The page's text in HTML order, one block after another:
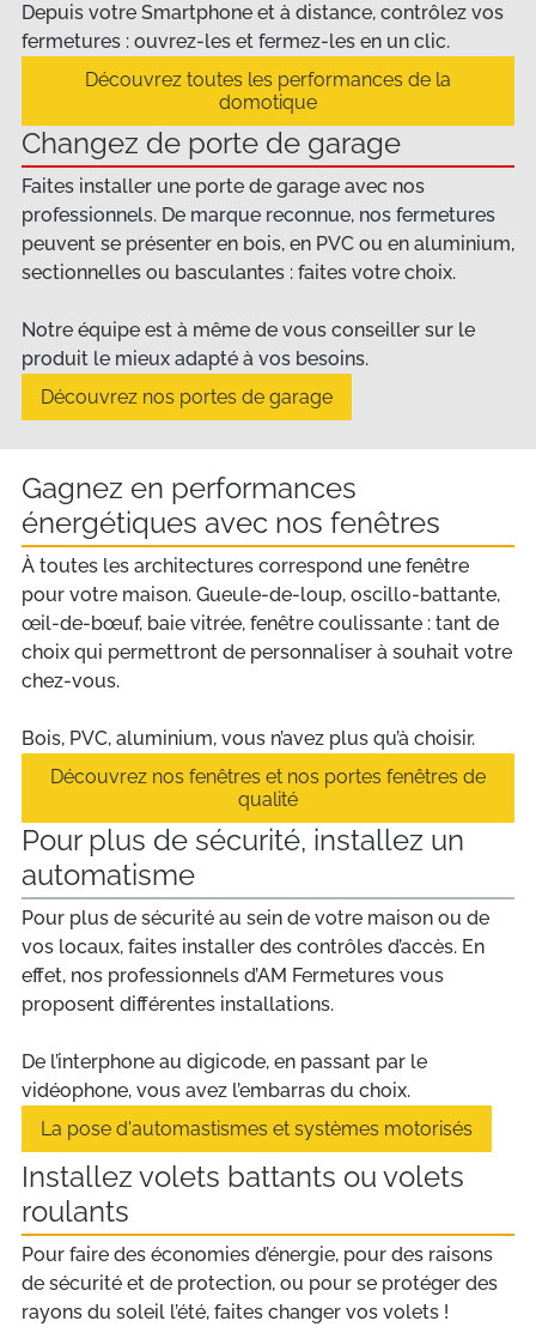
Depuis votre Smartphone et à distance, contrôlez vos
fermetures : ouvrez-les et fermez-les en un clic.
Découvrez toutes les performances de la
domotique
Changez de porte de garage
Faites installer une porte de garage avec nos
professionnels. De marque reconnue, nos fermetures
peuvent se présenter en bois, en PVC ou en aluminium,
sectionnelles ou basculantes : faites votre choix.
Notre équipe est à même de vous conseiller sur le
produit le mieux adapté à vos besoins.
Découvrez nos portes de garage
Gagnez en performances
énergétiques avec nos fenêtres
À toutes les architectures correspond une fenêtre
pour votre maison. Gueule-de-loup, oscillo-battante,
œil-de-bœuf, baie vitrée, fenêtre coulissante : tant de
choix qui permettront de personnaliser à souhait votre
chez-vous.
Bois, PVC, aluminium, vous n’avez plus qu’à choisir.
Découvrez nos fenêtres et nos portes fenêtres de
qualité
Pour plus de sécurité, installez un
automatisme
Pour plus de sécurité au sein de votre maison ou de
vos locaux, faites installer des contrôles d’accès. En
effet, nos professionnels d’AM Fermetures vous
proposent différentes installations.
De l’interphone au digicode, en passant par le
vidéophone, vous avez l’embarras du choix.
La pose d'automastismes et systèmes motorisés
Installez volets battants ou volets
roulants
Pour faire des économies d’énergie, pour des raisons
de sécurité et de protection, ou pour se protéger des
rayons du soleil l’été, faites changer vos volets !